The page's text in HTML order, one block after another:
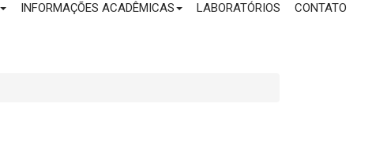
INFORMAÇÕES ACADÊMICAS LABORATÓRIOS CONTATO